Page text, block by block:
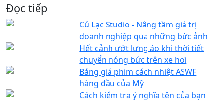
Đọc tiếp
Củ Lạc Studio - Nâng tầm giá trị
doanh nghiệp qua những bức ảnh
Hết cảnh ướt lưng áo khi thời tiết
chuyển nóng bức trên xe hơi
Bảng giá phim cách nhiệt ASWF
hàng đầu của Mỹ
Cách kiểm tra ý nghĩa tên của bạn